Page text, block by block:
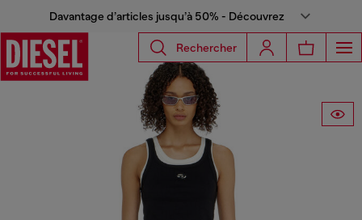
Davantage d’articles jusqu’à 50% - Découvrez
Rechercher